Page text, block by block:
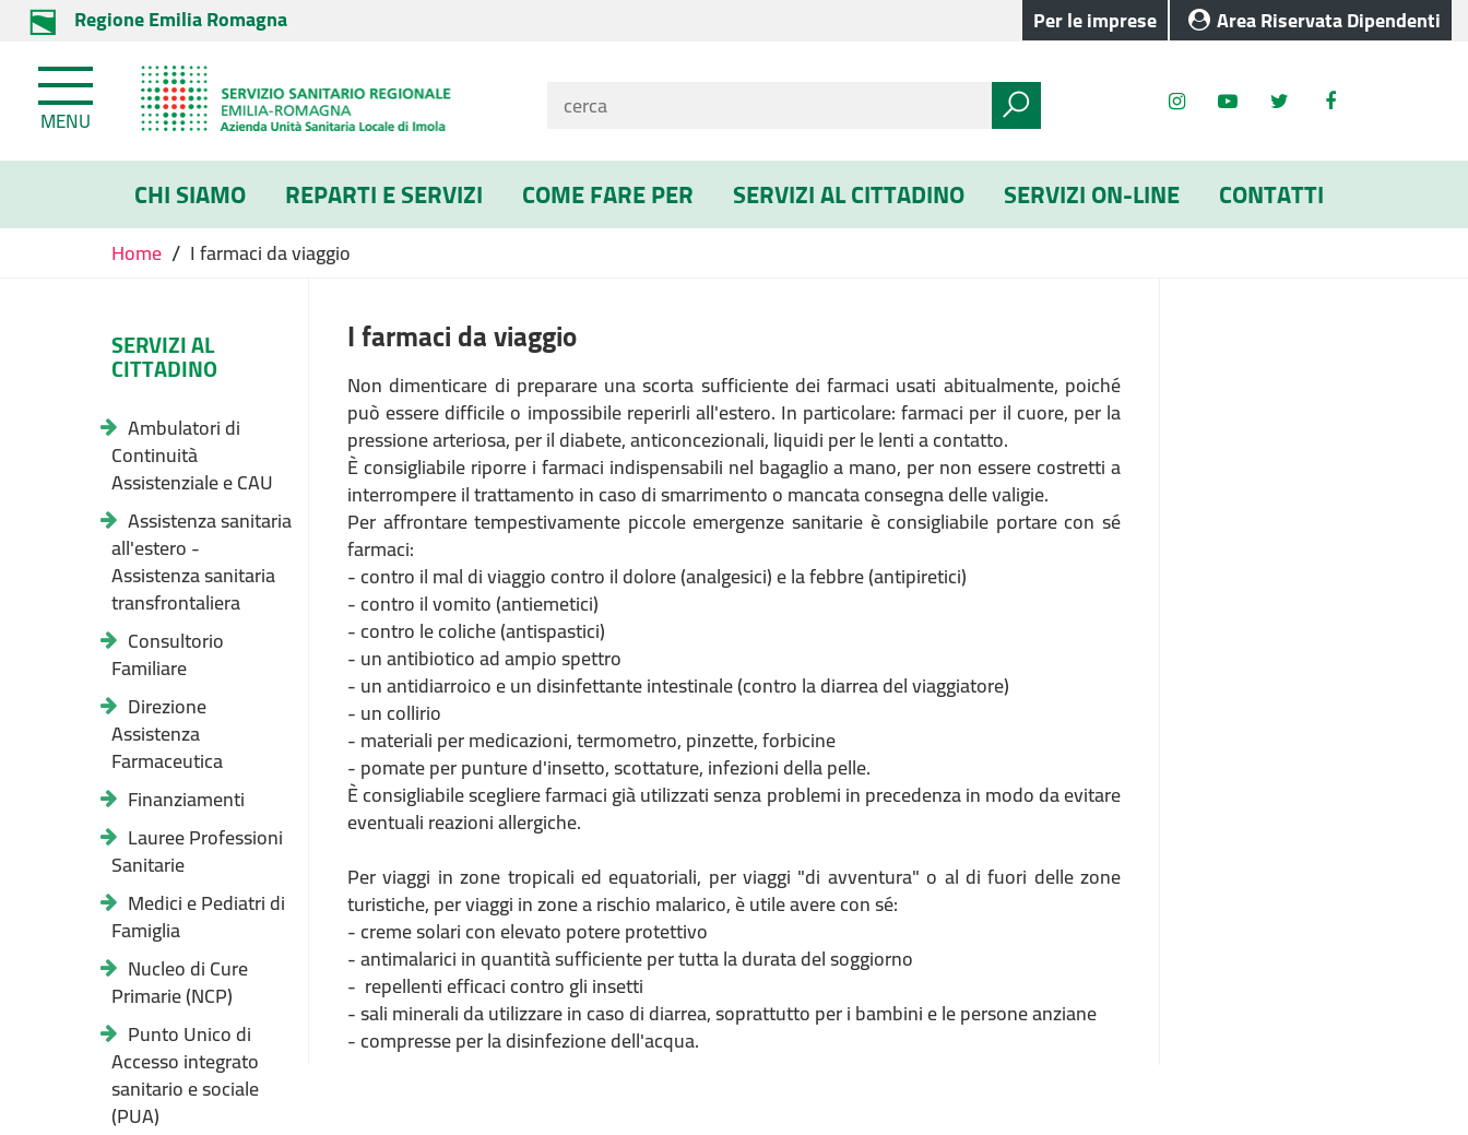
Regione Emilia Romagna Per le imprese Area Riservata Dipendenti
MENU
CHI SIAMO REPARTI E SERVIZI COME FARE PER SERVIZI AL CITTADINO SERVIZI ON-LINE CONTATTI
Home / I farmaci da viaggio
SERVIZI AL
CITTADINO
Ambulatori di
Continuità
Assistenziale e CAU
Assistenza sanitaria
all'estero -
Assistenza sanitaria
transfrontaliera
Consultorio
Familiare
Direzione
Assistenza
Farmaceutica
Finanziamenti
Lauree Professioni
Sanitarie
Medici e Pediatri di
Famiglia
Nucleo di Cure
Primarie (NCP)
Punto Unico di
Accesso integrato
sanitario e sociale
(PUA)
I farmaci da viaggio
Non dimenticare di preparare una scorta sufficiente dei farmaci usati abitualmente, poiché
può essere difficile o impossibile reperirli all'estero. In particolare: farmaci per il cuore, per la
pressione arteriosa, per il diabete, anticoncezionali, liquidi per le lenti a contatto.
È consigliabile riporre i farmaci indispensabili nel bagaglio a mano, per non essere costretti a
interrompere il trattamento in caso di smarrimento o mancata consegna delle valigie.
Per affrontare tempestivamente piccole emergenze sanitarie è consigliabile portare con sé
farmaci:
- contro il mal di viaggio contro il dolore (analgesici) e la febbre (antipiretici)
- contro il vomito (antiemetici)
- contro le coliche (antispastici)
- un antibiotico ad ampio spettro
- un antidiarroico e un disinfettante intestinale (contro la diarrea del viaggiatore)
- un collirio
- materiali per medicazioni, termometro, pinzette, forbicine
- pomate per punture d'insetto, scottature, infezioni della pelle.
È consigliabile scegliere farmaci già utilizzati senza problemi in precedenza in modo da evitare
eventuali reazioni allergiche.
Per viaggi in zone tropicali ed equatoriali, per viaggi "di avventura" o al di fuori delle zone
turistiche, per viaggi in zone a rischio malarico, è utile avere con sé:
- creme solari con elevato potere protettivo
- antimalarici in quantità sufficiente per tutta la durata del soggiorno
- repellenti efficaci contro gli insetti
- sali minerali da utilizzare in caso di diarrea, soprattutto per i bambini e le persone anziane
- compresse per la disinfezione dell'acqua.